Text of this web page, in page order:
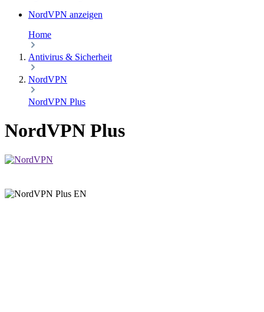
NordVPN anzeigen
Home
Antivirus & Sicherheit
NordVPN
NordVPN Plus
NordVPN Plus